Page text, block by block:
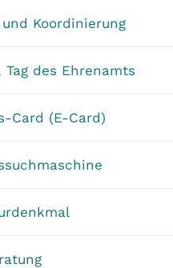
Koordinierung
Tag des Ehrenamts
Card (E-Card)